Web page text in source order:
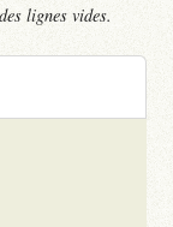
lignes vides.